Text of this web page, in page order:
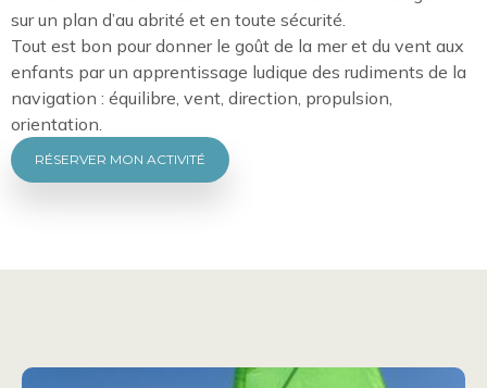
sur un plan d’au abrité et en toute sécurité.
Tout est bon pour donner le goût de la mer et du vent aux
enfants par un apprentissage ludique des rudiments de la
navigation : équilibre, vent, direction, propulsion,
orientation.
RÉSERVER MON ACTIVITÉ